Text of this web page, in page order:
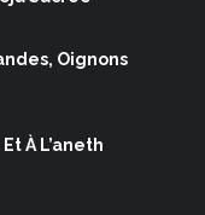
Oignons
À L’aneth